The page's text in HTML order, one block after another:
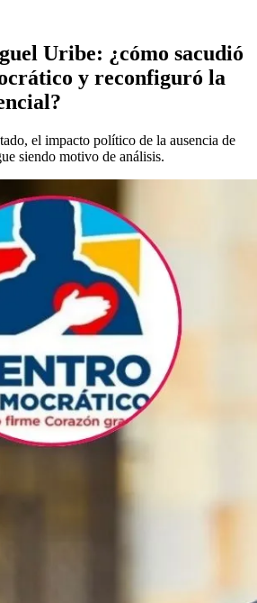
Uribe: ¿cómo sacudió
y reconfiguró la
el impacto político de la ausencia de
siendo motivo de análisis.